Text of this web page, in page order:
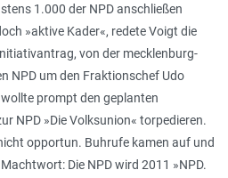
1.000 der NPD anschließen
»aktive Kader«, redete Voigt die
von der mecklenburg-
NPD um den Fraktionschef Udo
prompt den geplanten
NPD »Die Volksunion« torpedieren.
opportun. Buhrufe kamen auf und
Die NPD wird 2011 »NPD.